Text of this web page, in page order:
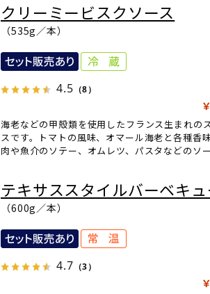
クリーミービスクソース
（535g／本）
4.5 （8）
海老などの甲殻類を使用したフランス生まれの
スです。トマトの風味、オマール海老と各種香
肉や魚介のソテー、オムレツ、パスタなどのソ
テキサススタイルバーベキ
（600g／本）
4.7 （3）